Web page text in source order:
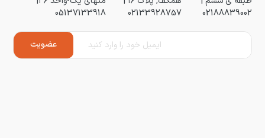
02188839002
02133928757
05137133918